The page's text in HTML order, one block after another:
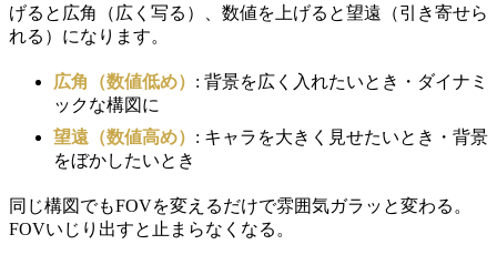
げると広角（広く写る）、数値を上げると望遠（引き寄せら
れる）になります。
広角（数値低め） : 背景を広く入れたいとき・ダイナミ
ックな構図に
望遠（数値高め） : キャラを大きく見せたいとき・背景
をぼかしたいとき
同じ構図でもFOVを変えるだけで雰囲気ガラッと変わる。
FOVいじり出すと止まらなくなる。